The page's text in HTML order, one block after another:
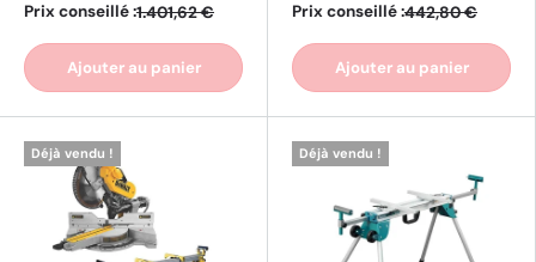
Prix conseillé :1.401,62 €
Ajouter au panier
Prix conseillé :442,80 €
Ajouter au panier
Déjà vendu ! Déjà vendu !